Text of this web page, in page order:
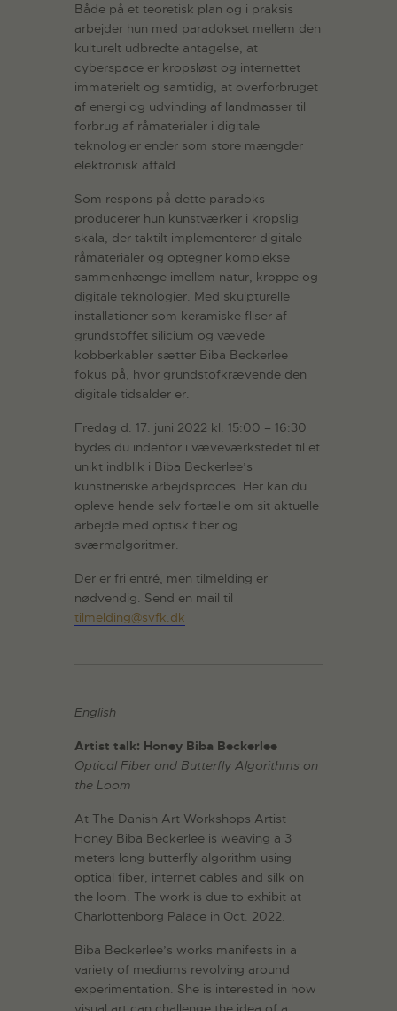
Både på et teoretisk plan og i praksis
arbejder hun med paradokset mellem den
kulturelt udbredte antagelse, at
cyberspace er kropsløst og internettet
immaterielt og samtidig, at overforbruget
af energi og udvinding af landmasser til
forbrug af råmaterialer i digitale
teknologier ender som store mængder
elektronisk affald.
Som respons på dette paradoks
producerer hun kunstværker i kropslig
skala, der taktilt implementerer digitale
råmaterialer og optegner komplekse
sammenhænge imellem natur, kroppe og
digitale teknologier. Med skulpturelle
installationer som keramiske fliser af
grundstoffet silicium og vævede
kobberkabler sætter Biba Beckerlee
fokus på, hvor grundstofkrævende den
digitale tidsalder er.
Fredag d. 17. juni 2022 kl. 15:00 – 16:30
bydes du indenfor i væveværkstedet til et
unikt indblik i Biba Beckerlee’s
kunstneriske arbejdsproces. Her kan du
opleve hende selv fortælle om sit aktuelle
arbejde med optisk fiber og
sværmalgoritmer.
Der er fri entré, men tilmelding er
nødvendig. Send en mail til
tilmelding@svfk.dk
English
Artist talk: Honey Biba Beckerlee
Optical Fiber and Butterfly Algorithms on
the Loom
At The Danish Art Workshops Artist
Honey Biba Beckerlee is weaving a 3
meters long butterfly algorithm using
optical fiber, internet cables and silk on
the loom. The work is due to exhibit at
Charlottenborg Palace in Oct. 2022.
Biba Beckerlee’s works manifests in a
variety of mediums revolving around
experimentation. She is interested in how